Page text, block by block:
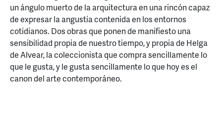
un ángulo muerto de la arquitectura en una rincón capaz
de expresar la angustia contenida en los entornos
cotidianos. Dos obras que ponen de manifiesto una
sensibilidad propia de nuestro tiempo, y propia de Helga
de Alvear, la coleccionista que compra sencillamente lo
que le gusta, y le gusta sencillamente lo que hoy es el
canon del arte contemporáneo.